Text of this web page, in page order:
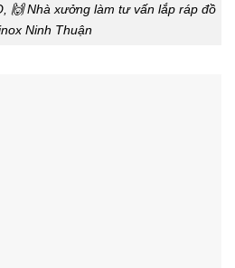
🙌 Nhà xưởng làm tư vấn lắp ráp đồ
Ninh Thuận